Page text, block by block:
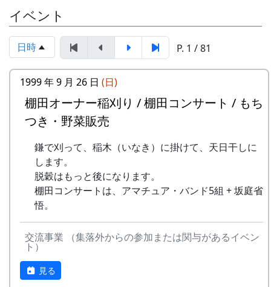
棚田のイネに
里山の自然と暮らしを守ろうと、全国に棚田オー
ナー制度というのがあります。
ある都会の若者が、棚田で田植えをして地元の人
に管理してもらい、収穫を楽しみに１年を過ごす
姿を想像して詩を書きました。
相棒の“うらめしあ”が曲をつけてくれて、兵庫県
のとある棚田コンサート（収穫日に田んぼでライ
10
帰ってきたよ
H CORPORATION
11
帰郷〜2000〜9⽉吉
⽇
三畳⼀間
13
僕は棚⽥の中にいる
14
静かに時は…
H CORPORATION
15
⽔と太陽の国で
バンド
16
17
棚⽥のステージへ アンジェラ
2000年 加美町〜棚⽥の秋〜 穫れたての
うた
- アンジェラ
⾵
- アンジェラ
棚⽥の
ステー
1999
- アンジェラ
⻩⾦の
1999 2000
2
グリーンマウンテン
ボーイズ
歌おう
1999 2002
グリーンマウンテン
あした
2000
-
ボーイズ
イベント
日時 P. 1 / 81
1999 年 9 月 26 日 (日)
棚田オーナー稲刈り / 棚田コンサート / もち
つき・野菜販売
鎌で刈って、稲木（いなき）に掛けて、天日干しに
します。
脱穀はもっと後になります。
棚田コンサートは、アマチュア・バンド5組 + 坂庭省
悟。
交流事業 （集落外からの参加または関与があるイベン
ト）
見る